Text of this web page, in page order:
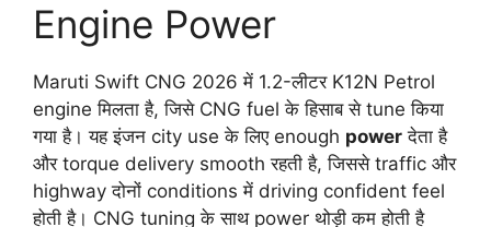
Engine Power
Maruti Swift CNG 2026 में 1.2-लीटर K12N Petrol
engine मिलता है, जिसे CNG fuel के हिसाब से tune किया
गया है। यह इंजन city use के लिए enough power देता है
और torque delivery smooth रहती है, जिससे traffic और
highway दोनों conditions में driving confident feel
होती है। CNG tuning के साथ power थोड़ी कम होती है